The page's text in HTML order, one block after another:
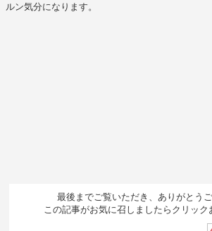
ルン気分になります。
最後までご覧いただき、ありがとうご
この記事がお気に召しましたらクリック